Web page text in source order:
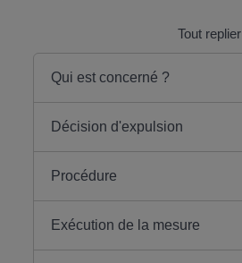
Tout replier
Qui est concerné ?
Décision d'expulsion
Procédure
Exécution de la mesure